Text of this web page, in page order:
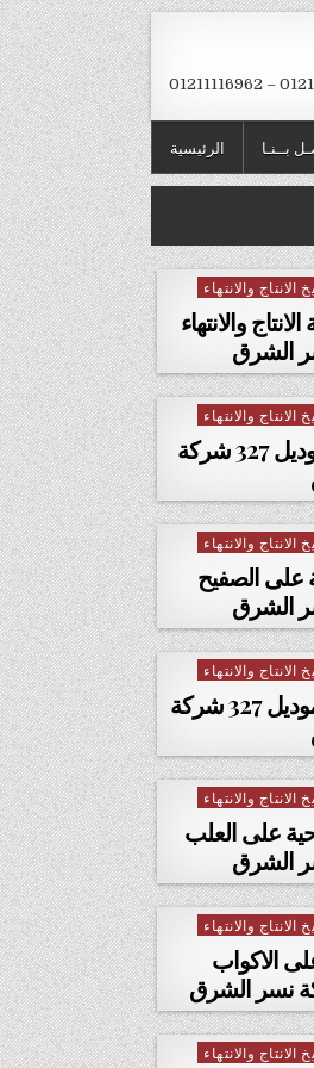
الرئيسية بــنـا
والانتهاء
والانتهاء
والانتهاء
ماكينة طباعه تاريخ الانتاج موديل 327 شركة
والانتهاء
على الصفيح
والانتهاء
ماكينات طباعة تاريخ الانتاج موديل 327 شركة
والانتهاء
على العلب
والانتهاء
الاكواب
والانتهاء